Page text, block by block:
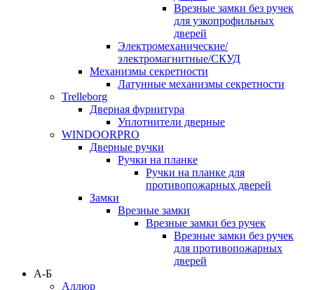
Врезные замки без ручек
для узкопрофильных
дверей
Электромеханические/
электромагнитные/СКУД
Механизмы секретности
Латунные механизмы секретности
Trelleborg
Дверная фурнитура
Уплотнители дверные
WINDOORPRO
Дверные ручки
Ручки на планке
Ручки на планке для
противопожарных дверей
Замки
Врезные замки
Врезные замки без ручек
Врезные замки без ручек
для противопожарных
дверей
А-Б
Аллюр